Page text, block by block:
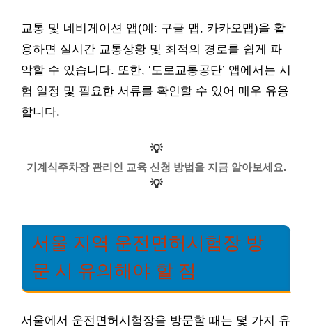
교통 및 네비게이션 앱(예: 구글 맵, 카카오맵)을 활
용하면 실시간 교통상황 및 최적의 경로를 쉽게 파
악할 수 있습니다. 또한, ‘도로교통공단’ 앱에서는 시
험 일정 및 필요한 서류를 확인할 수 있어 매우 유용
합니다.
💡
기계식주차장 관리인 교육 신청 방법을 지금 알아보세요.
💡
서울 지역 운전면허시험장 방
문 시 유의해야 할 점
서울에서 운전면허시험장을 방문할 때는 몇 가지 유